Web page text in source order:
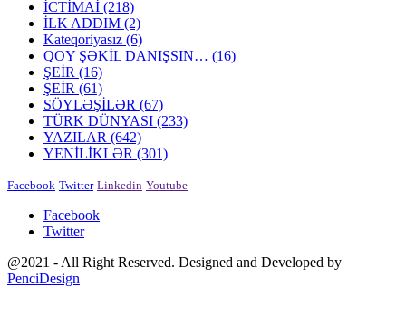
İCTİMAİ (218)
İLK ADDIM (2)
Kateqoriyasız (6)
QOY ŞƏKİL DANIŞSIN… (16)
ŞEİR (16)
ŞEİR (61)
SÖYLƏŞİLƏR (67)
TÜRK DÜNYASI (233)
YAZILAR (642)
YENİLİKLƏR (301)
Facebook Twitter Linkedin Youtube
Facebook
Twitter
@2021 - All Right Reserved. Designed and Developed by
PenciDesign